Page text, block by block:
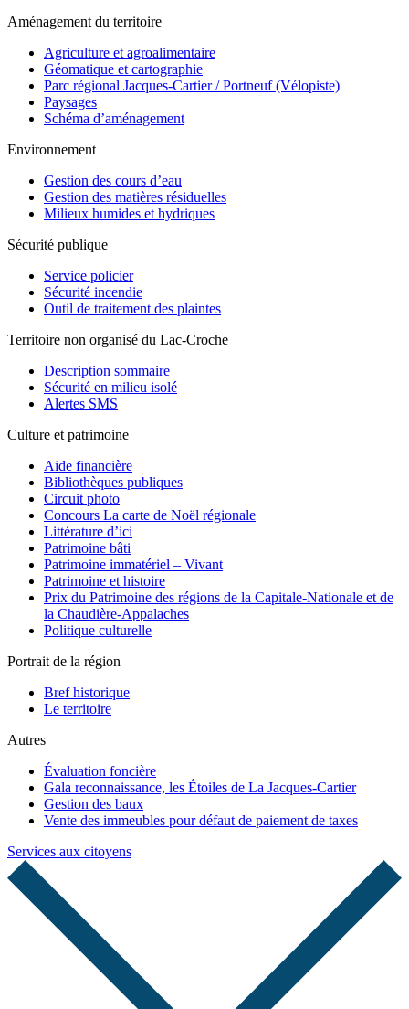
Aménagement du territoire
Agriculture et agroalimentaire
Géomatique et cartographie
Parc régional Jacques-Cartier / Portneuf (Vélopiste)
Paysages
Schéma d’aménagement
Environnement
Gestion des cours d’eau
Gestion des matières résiduelles
Milieux humides et hydriques
Sécurité publique
Service policier
Sécurité incendie
Outil de traitement des plaintes
Territoire non organisé du Lac-Croche
Description sommaire
Sécurité en milieu isolé
Alertes SMS
Culture et patrimoine
Aide financière
Bibliothèques publiques
Circuit photo
Concours La carte de Noël régionale
Littérature d’ici
Patrimoine bâti
Patrimoine immatériel – Vivant
Patrimoine et histoire
Prix du Patrimoine des régions de la Capitale-Nationale et de
la Chaudière-Appalaches
Politique culturelle
Portrait de la région
Bref historique
Le territoire
Autres
Évaluation foncière
Gala reconnaissance, les Étoiles de La Jacques-Cartier
Gestion des baux
Vente des immeubles pour défaut de paiement de taxes
Services aux citoyens